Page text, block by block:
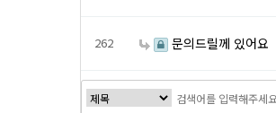
262 문의드릴께 있어요